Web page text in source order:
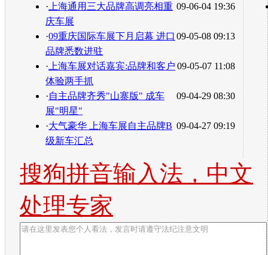
09-06-04 19:36
· 上海通用三大品牌高调亮相重
庆车展
09-05-08 09:13
·09重庆国际车展下月启幕 进口
品牌悉数进驻
09-05-07 11:08
· 上海车展对话嘉宾:品牌和客户
体验两手抓
09-04-29 08:30
·自主品牌齐秀"山寨版" 成车
展"明星"
09-04-27 09:19
·大气豪华 上海车展自主品牌B
级新车汇总
搜狗拼音输入法，中文
处理专家